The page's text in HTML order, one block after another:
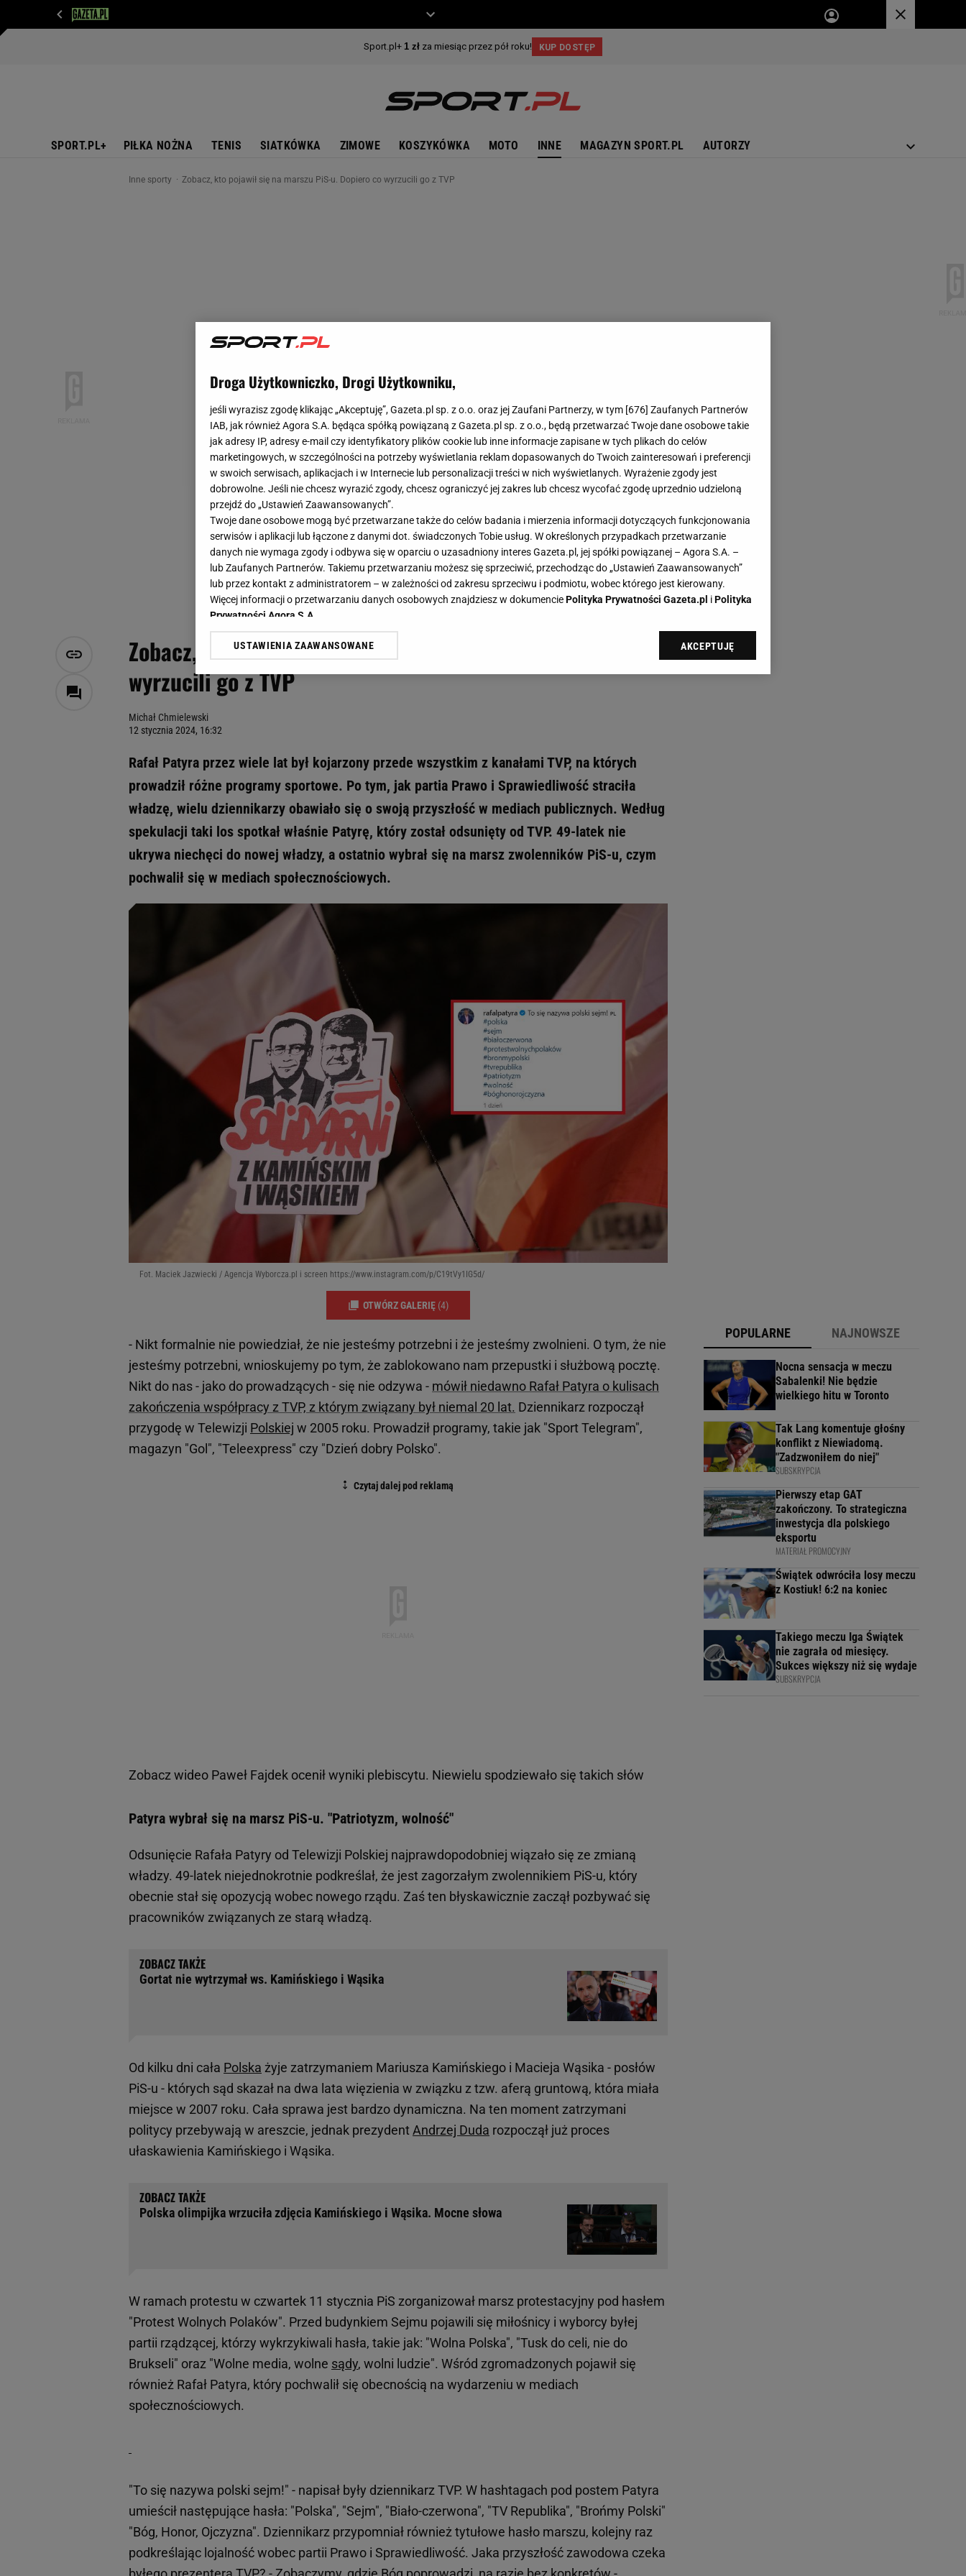
SPORT.PL+ PIŁKA NOŻNA TENIS SIATKÓWKA ZIMOWE KOSZYKÓWKA MOTO INNE MAGAZYN SPORT.PL AUTORZY
Inne sporty Zobacz, kto pojawił się na marszu PiS-u. Dopiero co wyrzucili go z TVP
Zobacz, kto pojawił się na marszu PiS-u. Dopiero co
wyrzucili go z TVP
Michał Chmielewski
12 stycznia 2024, 16:32
Rafał Patyra przez wiele lat był kojarzony przede wszystkim z kanałami TVP, na których
prowadził różne programy sportowe. Po tym, jak partia Prawo i Sprawiedliwość straciła
władzę, wielu dziennikarzy obawiało się o swoją przyszłość w mediach publicznych. Według
spekulacji taki los spotkał właśnie Patyrę, który został odsunięty od TVP. 49-latek nie
ukrywa niechęci do nowej władzy, a ostatnio wybrał się na marsz zwolenników PiS-u, czym
pochwalił się w mediach społecznościowych.
Fot. Maciek Jazwiecki / Agencja Wyborcza.pl i screen https://www.instagram.com/p/C19tVy1IG5d/
OTWÓRZ GALERIĘ (4)
- Nikt formalnie nie powiedział, że nie jesteśmy potrzebni i że jesteśmy zwolnieni. O tym, że nie
jesteśmy potrzebni, wnioskujemy po tym, że zablokowano nam przepustki i służbową pocztę.
Nikt do nas - jako do prowadzących - się nie odzywa - mówił niedawno Rafał Patyra o kulisach
zakończenia współpracy z TVP, z którym związany był niemal 20 lat. Dziennikarz rozpoczął
przygodę w Telewizji Polskiej w 2005 roku. Prowadził programy, takie jak "Sport Telegram",
magazyn "Gol", "Teleexpress" czy "Dzień dobry Polsko".
Zobacz wideo Paweł Fajdek ocenił wyniki plebiscytu. Niewielu spodziewało się takich słów
Patyra wybrał się na marsz PiS-u. "Patriotyzm, wolność"
Odsunięcie Rafała Patyry od Telewizji Polskiej najprawdopodobniej wiązało się ze zmianą
władzy. 49-latek niejednokrotnie podkreślał, że jest zagorzałym zwolennikiem PiS-u, który
obecnie stał się opozycją wobec nowego rządu. Zaś ten błyskawicznie zaczął pozbywać się
pracowników związanych ze starą władzą.
Gortat nie wytrzymał ws. Kamińskiego i Wąsika
Od kilku dni cała Polska żyje zatrzymaniem Mariusza Kamińskiego i Macieja Wąsika - posłów
PiS-u - których sąd skazał na dwa lata więzienia w związku z tzw. aferą gruntową, która miała
miejsce w 2007 roku. Cała sprawa jest bardzo dynamiczna. Na ten moment zatrzymani
politycy przebywają w areszcie, jednak prezydentAndrzej Duda rozpoczął już proces
ułaskawienia Kamińskiego i Wąsika.
Polska olimpijka wrzuciła zdjęcia Kamińskiego i Wąsika. Mocne słowa
W ramach protestu w czwartek 11 stycznia PiS zorganizował marsz protestacyjny pod hasłem
"Protest Wolnych Polaków". Przed budynkiem Sejmu pojawili się miłośnicy i wyborcy byłej
partii rządzącej, którzy wykrzykiwali hasła, takie jak: "Wolna Polska", "Tusk do celi, nie do
Brukseli" oraz "Wolne media, wolne sądy, wolni ludzie". Wśród zgromadzonych pojawił się
również Rafał Patyra, który pochwalił się obecnością na wydarzeniu w mediach
społecznościowych.
"To się nazywa polski sejm!" - napisał były dziennikarz TVP. W hashtagach pod postem Patyra
umieścił następujące hasła: "Polska", "Sejm", "Biało-czerwona", "TV Republika", "Brońmy Polski"
"Bóg, Honor, Ojczyzna". Dziennikarz przypomniał również tytułowe hasło marszu, kolejny raz
podkreślając lojalność wobec partii Prawo i Sprawiedliwość. Jaka przyszłość zawodowa czeka
POPULARNE NAJNOWSZE
Nocna sensacja w meczu
Sabalenki! Nie będzie
wielkiego hitu w Toronto
Tak Lang komentuje głośny
konflikt z Niewiadomą.
"Zadzwoniłem do niej"
SUBSKRYPCJA
Pierwszy etap GAT
zakończony. To strategiczna
inwestycja dla polskiego
eksportu
MATERIAŁ PROMOCYJNY
Świątek odwróciła losy meczu
z Kostiuk! 6:2 na koniec
Takiego meczu Iga Świątek
nie zagrała od miesięcy.
Sukces większy niż się wydaje
SUBSKRYPCJA
Droga Użytkowniczko, Drogi Użytkowniku,
jeśli wyrazisz zgodę klikając „Akceptuję”, Gazeta.pl sp. z o.o. oraz jej Zaufani Partnerzy, w tym [676] Zaufanych Partnerów
IAB, jak również Agora S.A. będąca spółką powiązaną z Gazeta.pl sp. z o.o., będą przetwarzać Twoje dane osobowe takie
jak adresy IP, adresy e-mail czy identyfikatory plików cookie lub inne informacje zapisane w tych plikach do celów
marketingowych, w szczególności na potrzeby wyświetlania reklam dopasowanych do Twoich zainteresowań i preferencji
w swoich serwisach, aplikacjach i w Internecie lub personalizacji treści w nich wyświetlanych. Wyrażenie zgody jest
dobrowolne. Jeśli nie chcesz wyrazić zgody, chcesz ograniczyć jej zakres lub chcesz wycofać zgodę uprzednio udzieloną
przejdź do „Ustawień Zaawansowanych”.
Twoje dane osobowe mogą być przetwarzane także do celów badania i mierzenia informacji dotyczących funkcjonowania
serwisów i aplikacji lub łączone z danymi dot. świadczonych Tobie usług. W określonych przypadkach przetwarzanie
danych nie wymaga zgody i odbywa się w oparciu o uzasadniony interes Gazeta.pl, jej spółki powiązanej – Agora S.A. –
lub Zaufanych Partnerów. Takiemu przetwarzaniu możesz się sprzeciwić, przechodząc do „Ustawień Zaawansowanych”
lub przez kontakt z administratorem – w zależności od zakresu sprzeciwu i podmiotu, wobec którego jest kierowany.
Więcej informacji o przetwarzaniu danych osobowych znajdziesz w dokumenciePolityka Prywatności Gazeta.pl iPolityka
Prywatności Agora S.A.
Klikając „Akceptuję” wyrażasz też zgodę na zainstalowanie i przechowywanie plików cookie Gazeta.pl sp. z o.o., jej
Zaufanych Partnerów i Agora S.A. na Twoim urządzeniu końcowym. Możesz w każdej chwili zmienić swoje preferencje
dotyczące plików cookie, wywołując narzędzie do zarządzania twoimi preferencjami dot. przetwarzania danych poprzez
odnośnik „Ustawienia prywatności ” w stopce serwisu i przechodząc do „Ustawień Zaawansowanych”. Zmiana ustawień
Użycie dokładnych danych geolokalizacyjnych. Aktywne skanowanie charakterystyki urządzenia do celów identyfikacji.
Przechowywanie informacji na urządzeniu lub dostęp do nich. Spersonalizowane reklamy i treści, pomiar reklam i treści,
badnie odbiorców i ulepszanie usług.Lista Zaufanych Partnerów
USTAWIENIA ZAAWANSOWANE AKCEPTUJĘ